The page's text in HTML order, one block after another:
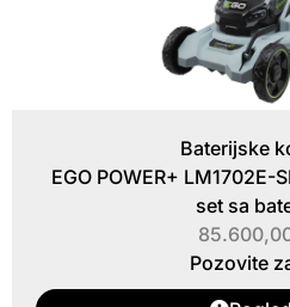
Baterijske
EGO POWER+ LM1702E-
set sa
Pozovite